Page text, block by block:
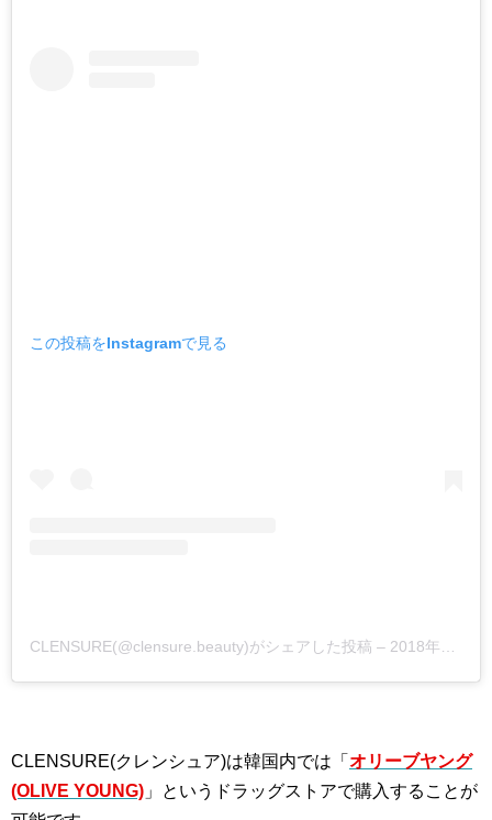
この投稿をInstagramで見る
CLENSURE(@clensure.beauty)がシェアした投稿 – 2018年11月月23日午後9時19分PST
CLENSURE(クレンシュア)は韓国内では「 オリーブヤング
(OLIVE YOUNG) 」というドラッグストアで購入することが